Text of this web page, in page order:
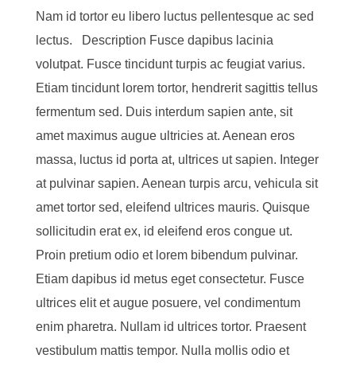
Nam id tortor eu libero luctus pellentesque ac sed
lectus. Description Fusce dapibus lacinia
volutpat. Fusce tincidunt turpis ac feugiat varius.
Etiam tincidunt lorem tortor, hendrerit sagittis tellus
fermentum sed. Duis interdum sapien ante, sit
amet maximus augue ultricies at. Aenean eros
massa, luctus id porta at, ultrices ut sapien. Integer
at pulvinar sapien. Aenean turpis arcu, vehicula sit
amet tortor sed, eleifend ultrices mauris. Quisque
sollicitudin erat ex, id eleifend eros congue ut.
Proin pretium odio et lorem bibendum pulvinar.
Etiam dapibus id metus eget consectetur. Fusce
ultrices elit et augue posuere, vel condimentum
enim pharetra. Nullam id ultrices tortor. Praesent
vestibulum mattis tempor. Nulla mollis odio et